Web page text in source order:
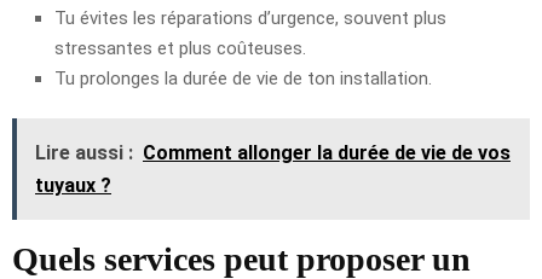
Tu évites les réparations d’urgence, souvent plus
stressantes et plus coûteuses.
Tu prolonges la durée de vie de ton installation.
Lire aussi : Comment allonger la durée de vie de vos
tuyaux ?
Quels services peut proposer un